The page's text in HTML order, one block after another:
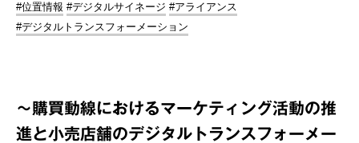
#位置情報 #デジタルサイネージ #アライアンス
#デジタルトランスフォーメーション
～購買動線におけるマーケティング活動の推
進と小売店舗のデジタルトランスフォーメー